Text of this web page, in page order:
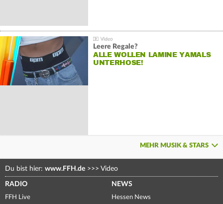
Leere Regale?
ALLE WOLLEN LAMINE YAMALS
UNTERHOSE!
MEHR MUSIK & STARS
Du bist hier: www.FFH.de >>> Video
RADIO
FFH Live
NEWS
Hessen News